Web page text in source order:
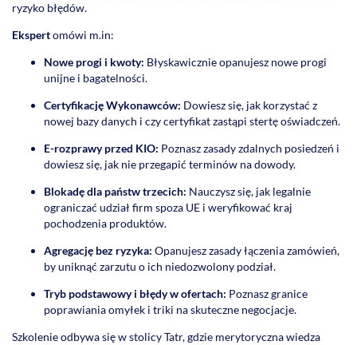
ryzyko błędów.
Ekspertomówi m.in:
Nowe progi i kwoty: Błyskawicznie opanujesz nowe progi
unijne i bagatelności.
Certyfikację Wykonawców: Dowiesz się, jak korzystać z
nowej bazy danych i czy certyfikat zastąpi stertę oświadczeń.
E-rozprawy przed KIO: Poznasz zasady zdalnych posiedzeń i
dowiesz się, jak nie przegapić terminów na dowody.
Blokadę dla państw trzecich: Nauczysz się, jak legalnie
ograniczać udział firm spoza UE i weryfikować kraj
pochodzenia produktów.
Agregację bez ryzyka: Opanujesz zasady łączenia zamówień,
by uniknąć zarzutu o ich niedozwolony podział.
Tryb podstawowy i błędy w ofertach: Poznasz granice
poprawiania omyłek i triki na skuteczne negocjacje.
Szkolenie odbywa się w stolicy Tatr, gdzie merytoryczna wiedza